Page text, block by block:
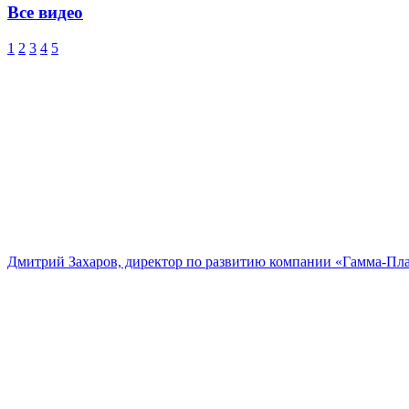
Все видео
1 2 3 4 5
Дмитрий Захаров, директор по развитию компании «Гамма-